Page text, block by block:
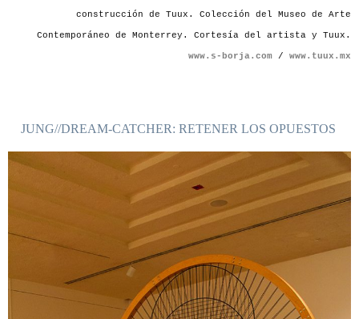
construcción de Tuux. Colección del Museo de Arte
Contemporáneo de Monterrey. Cortesía del artista y Tuux.
www.s-borja.com / www.tuux.mx
JUNG//DREAM-CATCHER: RETENER LOS OPUESTOS